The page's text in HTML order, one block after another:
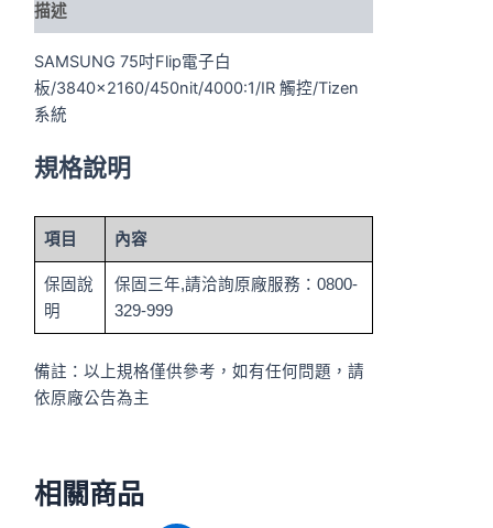
描述
SAMSUNG 75吋Flip電子白
板/3840×2160/450nit/4000:1/IR 觸控/Tizen
系統
規格說明
項目 內容
保固說
明
保固三年,請洽詢原廠服務：0800-
329-999
備註：以上規格僅供參考，如有任何問題，請
依原廠公告為主
相關商品